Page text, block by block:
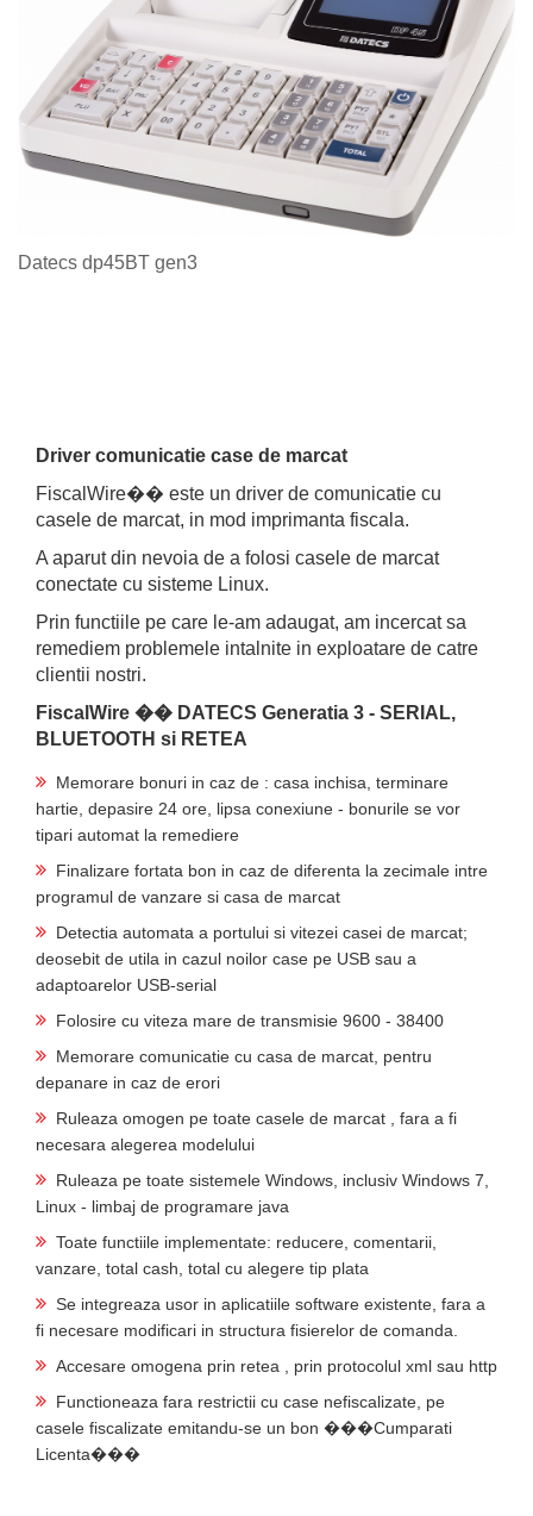
Datecs dp45BT gen3
Driver comunicatie case de marcat
FiscalWire�� este un driver de comunicatie cu
casele de marcat, in mod imprimanta fiscala.
A aparut din nevoia de a folosi casele de marcat
conectate cu sisteme Linux.
Prin functiile pe care le-am adaugat, am incercat sa
remediem problemele intalnite in exploatare de catre
clientii nostri.
FiscalWire �� DATECS Generatia 3 - SERIAL,
BLUETOOTH si RETEA
Memorare bonuri in caz de : casa inchisa, terminare
hartie, depasire 24 ore, lipsa conexiune - bonurile se vor
tipari automat la remediere
Finalizare fortata bon in caz de diferenta la zecimale intre
programul de vanzare si casa de marcat
Detectia automata a portului si vitezei casei de marcat;
deosebit de utila in cazul noilor case pe USB sau a
adaptoarelor USB-serial
Folosire cu viteza mare de transmisie 9600 - 38400
Memorare comunicatie cu casa de marcat, pentru
depanare in caz de erori
Ruleaza omogen pe toate casele de marcat , fara a fi
necesara alegerea modelului
Ruleaza pe toate sistemele Windows, inclusiv Windows 7,
Linux - limbaj de programare java
Toate functiile implementate: reducere, comentarii,
vanzare, total cash, total cu alegere tip plata
Se integreaza usor in aplicatiile software existente, fara a
fi necesare modificari in structura fisierelor de comanda.
Accesare omogena prin retea , prin protocolul xml sau http
Functioneaza fara restrictii cu case nefiscalizate, pe
casele fiscalizate emitandu-se un bon ���Cumparati
Licenta���